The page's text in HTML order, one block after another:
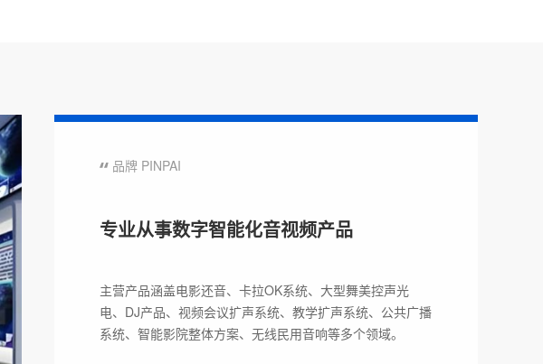
品牌 PINPAI
专业从事数字智能化音视频产品
主营产品涵盖电影还音、卡拉OK系统、大型舞美控声光
电、DJ产品、视频会议扩声系统、教学扩声系统、公共广播
系统、智能影院整体方案、无线民用音响等多个领域。